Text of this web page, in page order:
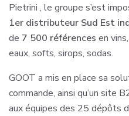
Pietrini , le groupe s’est
1er distributeur Sud Est
de 7 500 références en
eaux, softs, sirops, sodas.
GOOT a mis en place sa
commande, ainsi qu’un site
aux équipes des 25 dépôts